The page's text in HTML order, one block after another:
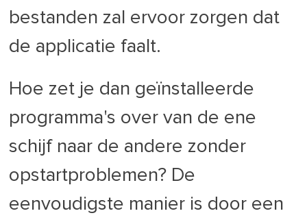
bestanden zal ervoor zorgen dat
de applicatie faalt.
Hoe zet je dan geïnstalleerde
programma's over van de ene
schijf naar de andere zonder
opstartproblemen? De
eenvoudigste manier is door een